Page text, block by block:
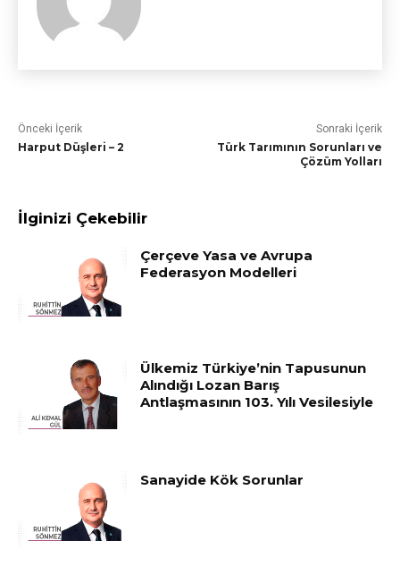
Önceki İçerik
Harput Düşleri – 2
Sonraki İçerik
Türk Tarımının Sorunları ve
Çözüm Yolları
İlginizi Çekebilir
Çerçeve Yasa ve Avrupa
Federasyon Modelleri
Ülkemiz Türkiye’nin Tapusunun
Alındığı Lozan Barış
Antlaşmasının 103. Yılı Vesilesiyle
Sanayide Kök Sorunlar